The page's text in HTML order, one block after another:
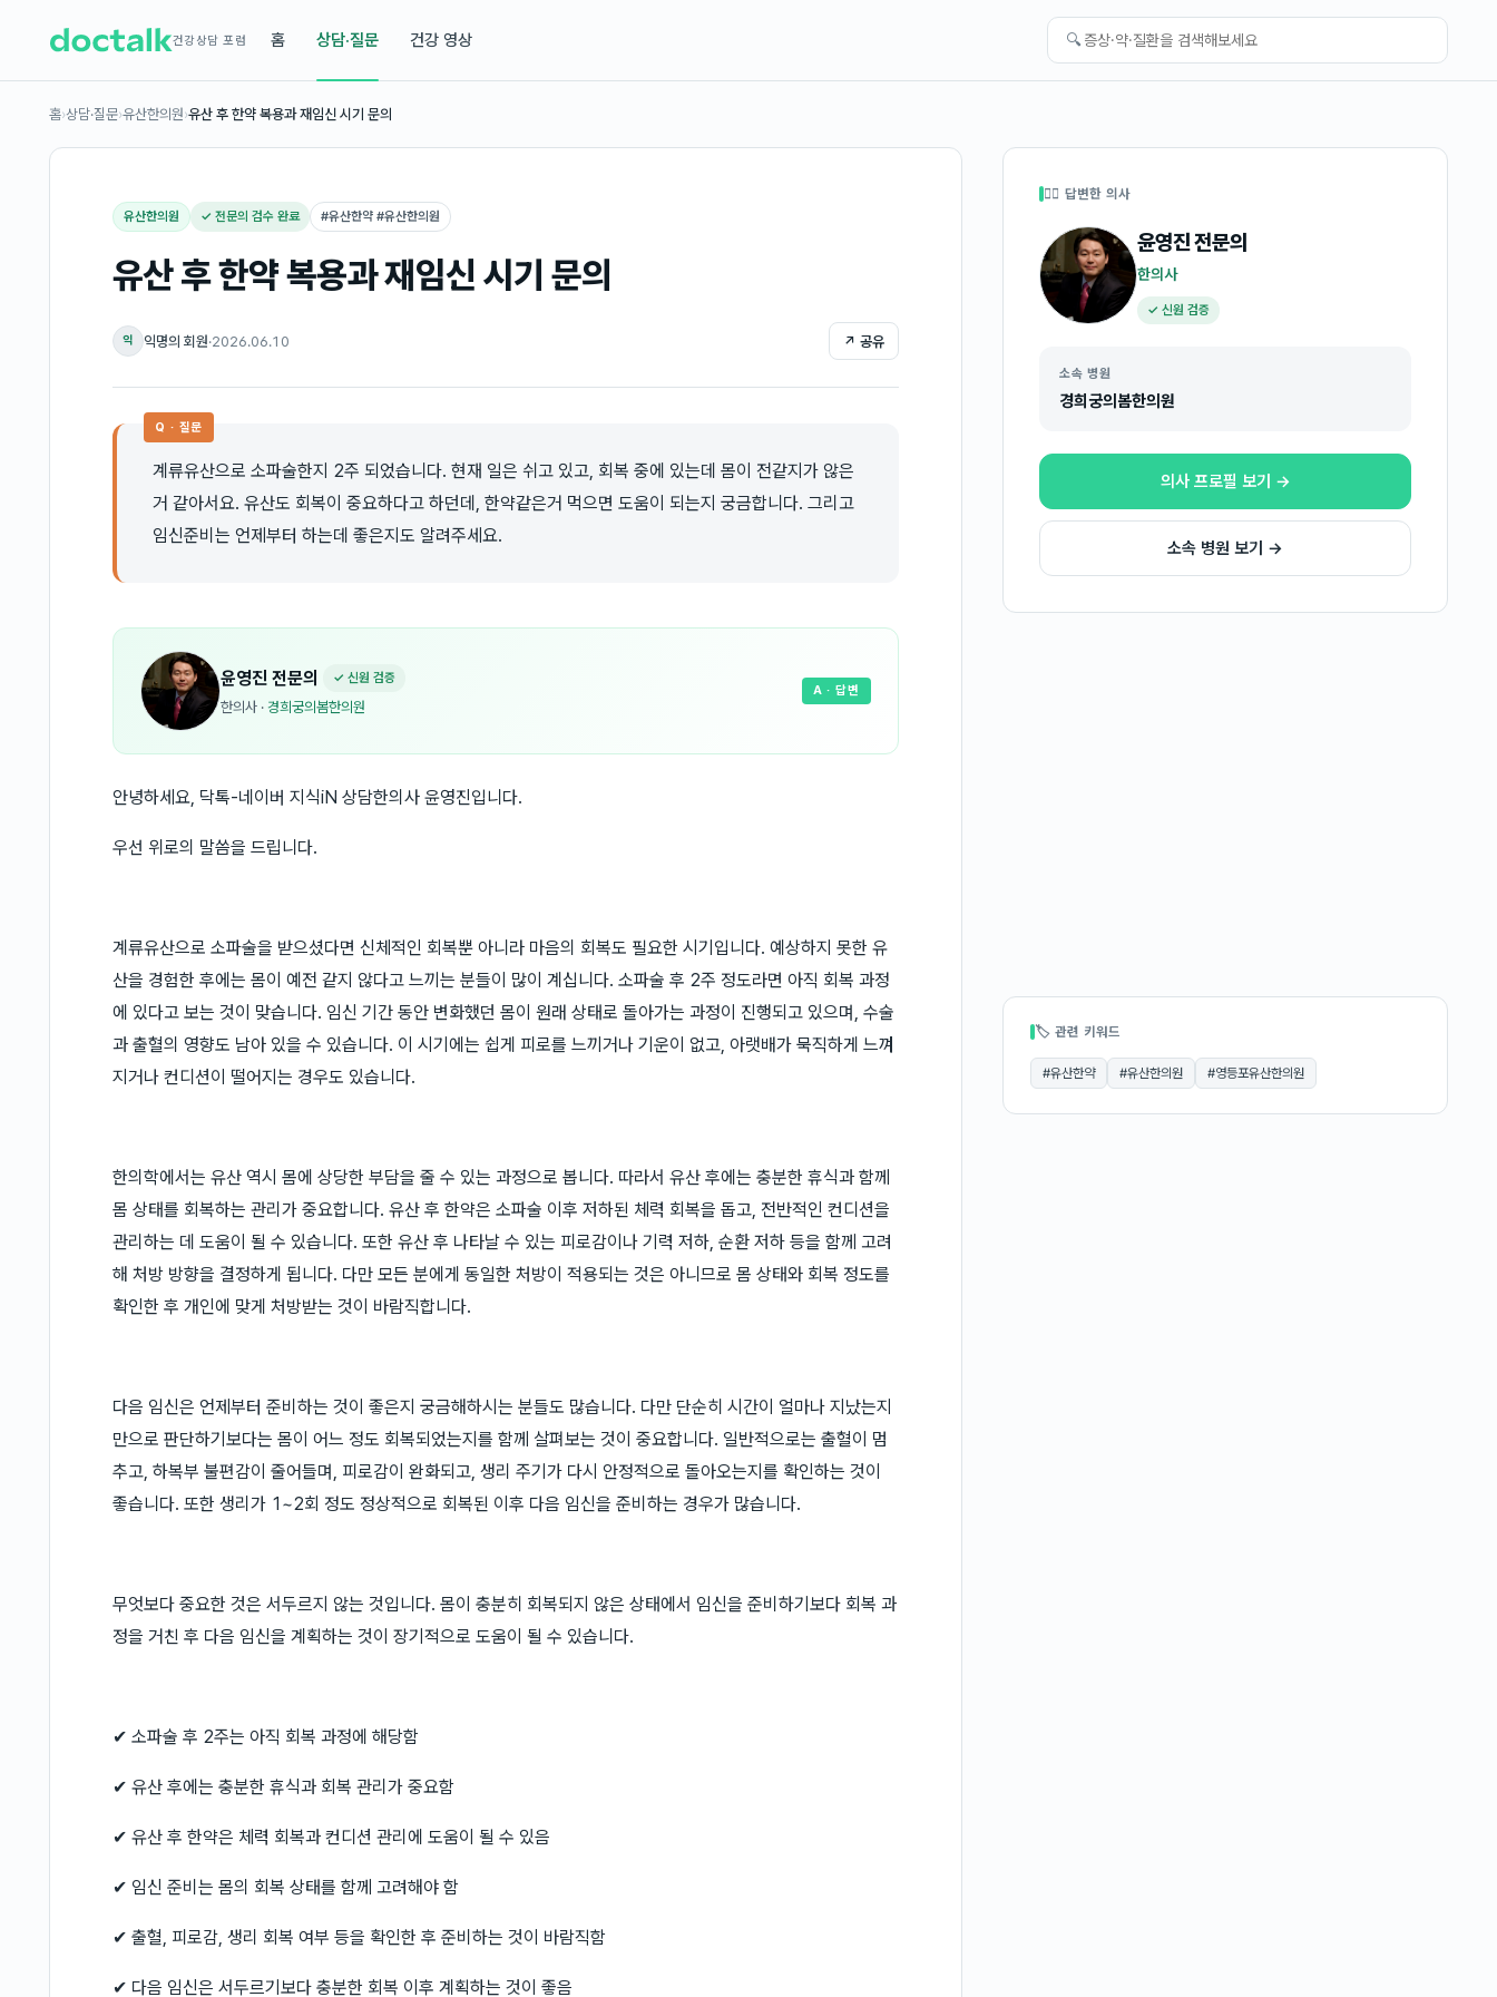
건강상담 포럼 홈 상담·질문 건강 영상 🔍
홈›상담·질문›유산한의원›유산 후 한약 복용과 재임신 시기 문의
유산한의원 ✓ 전문의 검수 완료 #유산한약 #유산한의원
유산 후 한약 복용과 재임신 시기 문의
익 익명의 회원·2026.06.10 ↗ 공유
Q · 질문
계류유산으로 소파술한지 2주 되었습니다. 현재 일은 쉬고 있고, 회복 중에 있는데 몸이 전같지가 않은
거 같아서요. 유산도 회복이 중요하다고 하던데, 한약같은거 먹으면 도움이 되는지 궁금합니다. 그리고
임신준비는 언제부터 하는데 좋은지도 알려주세요.
윤영진 전문의 ✓ 신원 검증
한의사 · 경희궁의봄한의원
A · 답변
안녕하세요, 닥톡-네이버 지식iN 상담한의사 윤영진입니다.
우선 위로의 말씀을 드립니다.
계류유산으로 소파술을 받으셨다면 신체적인 회복뿐 아니라 마음의 회복도 필요한 시기입니다. 예상하지 못한 유
산을 경험한 후에는 몸이 예전 같지 않다고 느끼는 분들이 많이 계십니다. 소파술 후 2주 정도라면 아직 회복 과정
에 있다고 보는 것이 맞습니다. 임신 기간 동안 변화했던 몸이 원래 상태로 돌아가는 과정이 진행되고 있으며, 수술
과 출혈의 영향도 남아 있을 수 있습니다. 이 시기에는 쉽게 피로를 느끼거나 기운이 없고, 아랫배가 묵직하게 느껴
지거나 컨디션이 떨어지는 경우도 있습니다.
한의학에서는 유산 역시 몸에 상당한 부담을 줄 수 있는 과정으로 봅니다. 따라서 유산 후에는 충분한 휴식과 함께
몸 상태를 회복하는 관리가 중요합니다. 유산 후 한약은 소파술 이후 저하된 체력 회복을 돕고, 전반적인 컨디션을
관리하는 데 도움이 될 수 있습니다. 또한 유산 후 나타날 수 있는 피로감이나 기력 저하, 순환 저하 등을 함께 고려
해 처방 방향을 결정하게 됩니다. 다만 모든 분에게 동일한 처방이 적용되는 것은 아니므로 몸 상태와 회복 정도를
확인한 후 개인에 맞게 처방받는 것이 바람직합니다.
다음 임신은 언제부터 준비하는 것이 좋은지 궁금해하시는 분들도 많습니다. 다만 단순히 시간이 얼마나 지났는지
만으로 판단하기보다는 몸이 어느 정도 회복되었는지를 함께 살펴보는 것이 중요합니다. 일반적으로는 출혈이 멈
추고, 하복부 불편감이 줄어들며, 피로감이 완화되고, 생리 주기가 다시 안정적으로 돌아오는지를 확인하는 것이
좋습니다. 또한 생리가 1~2회 정도 정상적으로 회복된 이후 다음 임신을 준비하는 경우가 많습니다.
무엇보다 중요한 것은 서두르지 않는 것입니다. 몸이 충분히 회복되지 않은 상태에서 임신을 준비하기보다 회복 과
정을 거친 후 다음 임신을 계획하는 것이 장기적으로 도움이 될 수 있습니다.
✔ 소파술 후 2주는 아직 회복 과정에 해당함
✔ 유산 후에는 충분한 휴식과 회복 관리가 중요함
✔ 유산 후 한약은 체력 회복과 컨디션 관리에 도움이 될 수 있음
✔ 임신 준비는 몸의 회복 상태를 함께 고려해야 함
✔ 출혈, 피로감, 생리 회복 여부 등을 확인한 후 준비하는 것이 바람직함
✔ 다음 임신은 서두르기보다 충분한 회복 이후 계획하는 것이 좋음
👩‍⚕️ 답변한 의사
윤영진전문의
한의사
✓ 신원 검증
소속 병원
경희궁의봄한의원
의사 프로필 보기 →
소속 병원 보기 →
🏷 관련 키워드
#유산한약 #유산한의원 #영등포유산한의원